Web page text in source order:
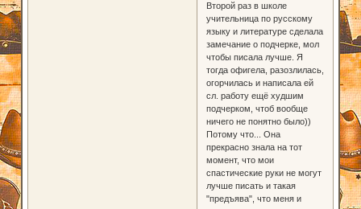
Второй раз в школе
учительница по русскому
языку и литературе сделала
замечание о подчерке, мол
чтобы писала лучше. Я
тогда офигела, разозлилась,
огорчилась и написала ей
сл. работу ещё худшим
подчерком, чтоб вообще
ничего не понятно было))
Потому что... Она
прекрасно знала на тот
момент, что мои
спастические руки не могут
лучше писать и такая
"предъява", что меня и